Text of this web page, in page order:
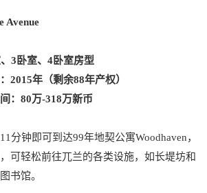
Avenue
3卧室、4卧室房型
2015年（剩余88年产权）
：80万-318万新币
分钟即可到达99年地契公寓Woodhaven，
可轻松前往兀兰的各类设施，如长堤坊和
书馆。